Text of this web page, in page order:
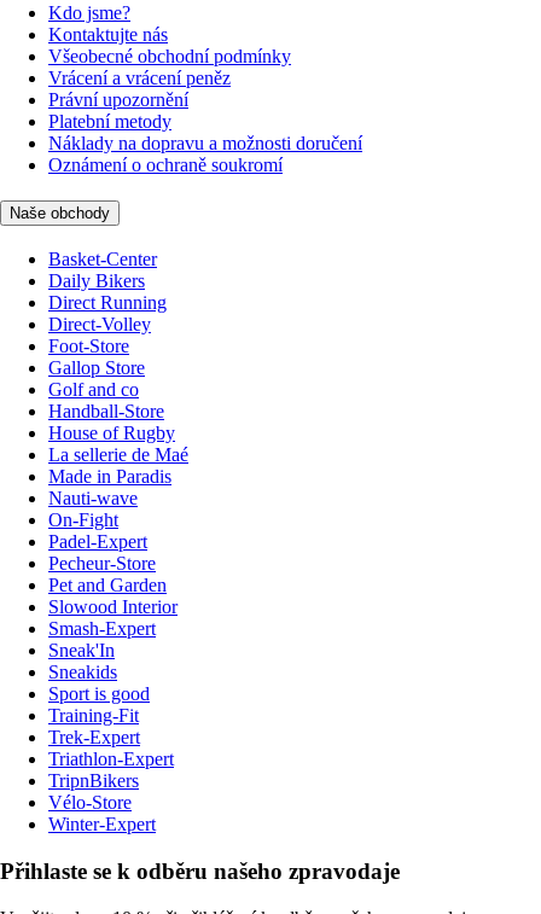
Kdo jsme?
Kontaktujte nás
Všeobecné obchodní podmínky
Vrácení a vrácení peněz
Právní upozornění
Platební metody
Náklady na dopravu a možnosti doručení
Oznámení o ochraně soukromí
Naše obchody
Basket-Center
Daily Bikers
Direct Running
Direct-Volley
Foot-Store
Gallop Store
Golf and co
Handball-Store
House of Rugby
La sellerie de Maé
Made in Paradis
Nauti-wave
On-Fight
Padel-Expert
Pecheur-Store
Pet and Garden
Slowood Interior
Smash-Expert
Sneak'In
Sneakids
Sport is good
Training-Fit
Trek-Expert
Triathlon-Expert
TripnBikers
Vélo-Store
Winter-Expert
Přihlaste se k odběru našeho zpravodaje